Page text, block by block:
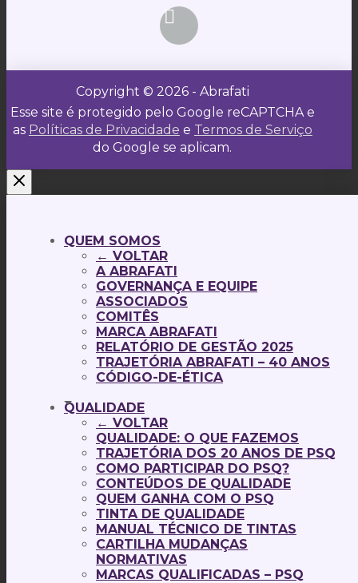
Copyright © 2026 - Abrafati
Esse site é protegido pelo Google reCAPTCHA e
as Políticas de Privacidade e Termos de Serviço
do Google se aplicam.
QUEM SOMOS
← VOLTAR
A ABRAFATI
GOVERNANÇA E EQUIPE
ASSOCIADOS
COMITÊS
MARCA ABRAFATI
RELATÓRIO DE GESTÃO 2025
TRAJETÓRIA ABRAFATI – 40 ANOS
CÓDIGO-DE-ÉTICA
QUALIDADE
← VOLTAR
QUALIDADE: O QUE FAZEMOS
TRAJETÓRIA DOS 20 ANOS DE PSQ
COMO PARTICIPAR DO PSQ?
CONTEÚDOS DE QUALIDADE
QUEM GANHA COM O PSQ
TINTA DE QUALIDADE
MANUAL TÉCNICO DE TINTAS
CARTILHA MUDANÇAS
NORMATIVAS
MARCAS QUALIFICADAS – PSQ